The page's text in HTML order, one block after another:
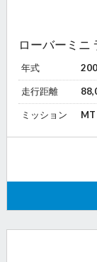
ローバーミニ
年式
走行距離
ミッション MT